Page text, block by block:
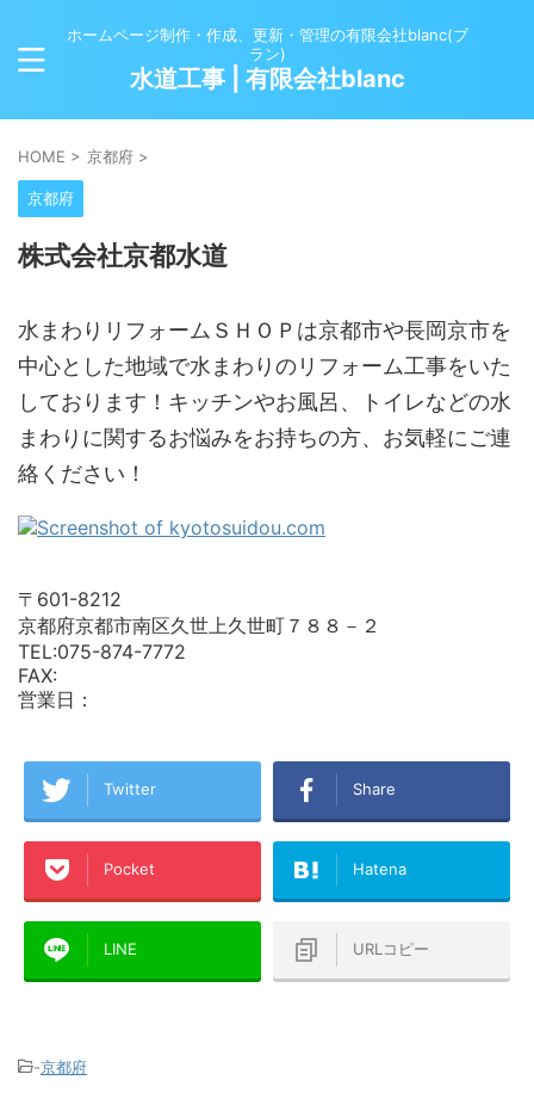
ホームページ制作・作成、更新・管理の有限会社blanc(ブ
ラン)
水道工事 | 有限会社blanc
HOME > 京都府 >
京都府
株式会社京都水道
水まわりリフォームＳＨＯＰは京都市や長岡京市を
中心とした地域で水まわりのリフォーム工事をいた
しております！キッチンやお風呂、トイレなどの水
まわりに関するお悩みをお持ちの方、お気軽にご連
絡ください！
〒601-8212
京都府京都市南区久世上久世町７８８－２
TEL:075-874-7772
FAX:
営業日：
Twitter Share
Pocket Hatena
LINE URLコピー
-京都府